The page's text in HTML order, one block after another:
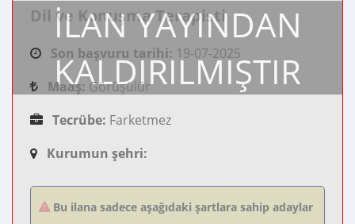
İLAN YAYINDAN
KALDIRILMIŞTIR
Dil ve Konuşma Terapisti
Son başvuru tarihi: 19-07-2025
Maaş: Görüşülür
Tecrübe: Farketmez
Kurumun şehri:
Bu ilana sadece aşağıdaki şartlara sahip adaylar